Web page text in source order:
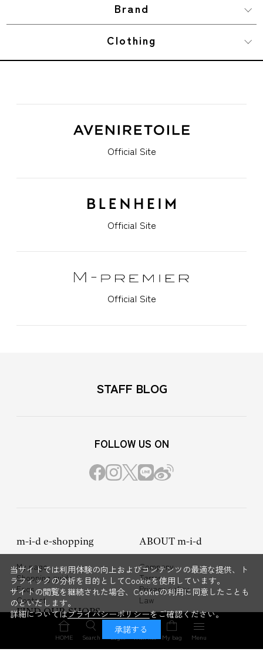
Brand
Clothing
Official Site
Official Site
Official Site
STAFF BLOG
FOLLOW US ON
m-i-d e-shopping
My page
Shopping guide
Faqs
Contact
ABOUT m-i-d
Company
Terms
Privacy policy
Law
FIND OUR SHOPS
AVENIRETOILE
BLENHEIM
M-PREMIER
M-premierBLACK
HOME Search Login Wish list My bag Menu
当サイトでは利用体験の向上およびコンテンツの最適な提供、ト
ラフィックの分析を目的としてCookieを使用しています。
サイトの閲覧を継続された場合、Cookieの利用に同意したことも
のといたします。
詳細についてはプライバシーポリシーをご確認ください。
承諾する